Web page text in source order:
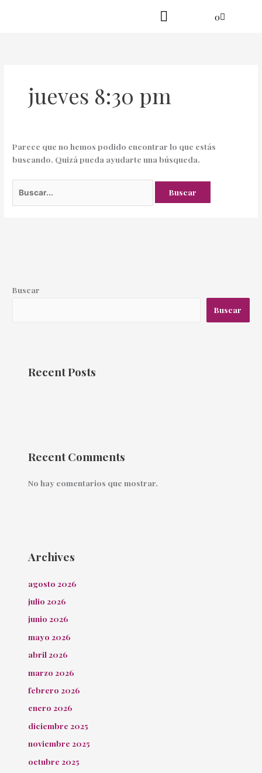
0
Cart
jueves 8:30 pm
Parece que no hemos podido encontrar lo que estás
buscando. Quizá pueda ayudarte una búsqueda.
Buscar
Buscar
Recent Posts
Recent Comments
No hay comentarios que mostrar.
Archives
agosto 2026
julio 2026
junio 2026
mayo 2026
abril 2026
marzo 2026
febrero 2026
enero 2026
diciembre 2025
noviembre 2025
octubre 2025